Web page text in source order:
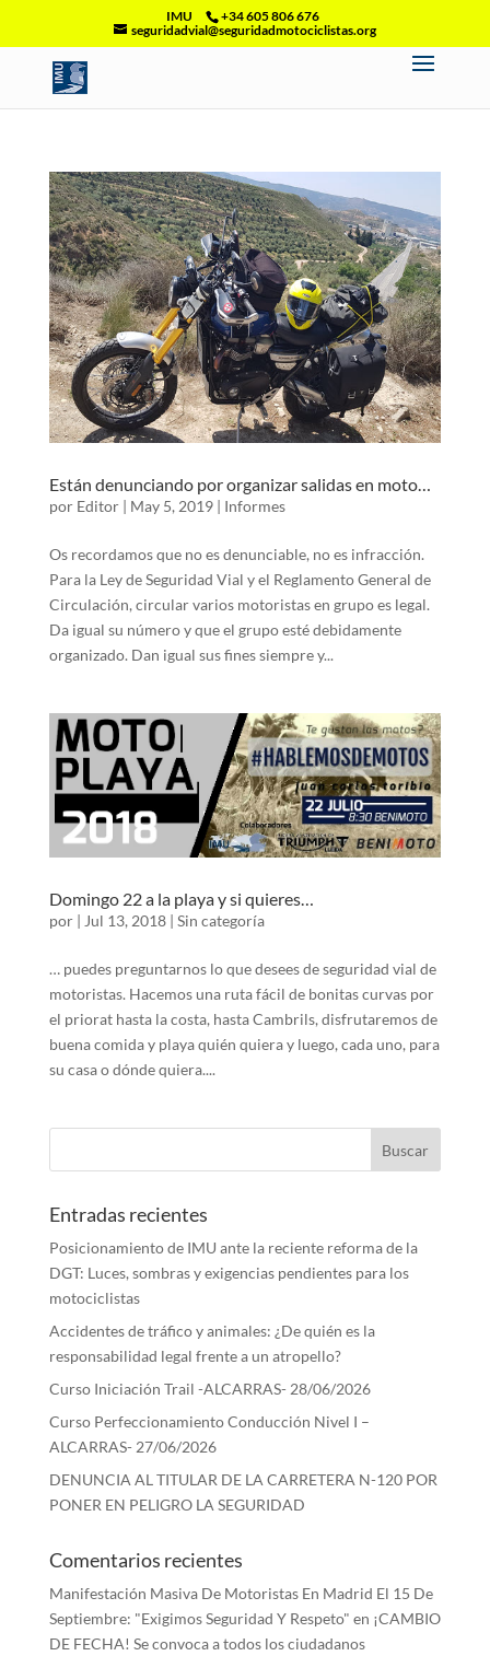
IMU
+34 605 806 676
seguridadvial@seguridadmotociclistas.org
Están denunciando por organizar salidas en moto…
por Editor| May 5, 2019| Informes
Os recordamos que no es denunciable, no es infracción.
Para la Ley de Seguridad Vial y el Reglamento General de
Circulación, circular varios motoristas en grupo es legal.
Da igual su número y que el grupo esté debidamente
organizado. Dan igual sus fines siempre y...
Domingo 22 a la playa y si quieres…
por | Jul 13, 2018| Sin categoría
… puedes preguntarnos lo que desees de seguridad vial de
motoristas. Hacemos una ruta fácil de bonitas curvas por
el priorat hasta la costa, hasta Cambrils, disfrutaremos de
buena comida y playa quién quiera y luego, cada uno, para
su casa o dónde quiera....
Entradas recientes
Posicionamiento de IMU ante la reciente reforma de la
DGT: Luces, sombras y exigencias pendientes para los
motociclistas
Accidentes de tráfico y animales: ¿De quién es la
responsabilidad legal frente a un atropello?
Curso Iniciación Trail -ALCARRAS- 28/06/2026
Curso Perfeccionamiento Conducción Nivel I –
ALCARRAS- 27/06/2026
DENUNCIA AL TITULAR DE LA CARRETERA N-120 POR
PONER EN PELIGRO LA SEGURIDAD
Comentarios recientes
Manifestación Masiva De Motoristas En Madrid El 15 De
Septiembre: "Exigimos Seguridad Y Respeto" en ¡CAMBIO
DE FECHA! Se convoca a todos los ciudadanos